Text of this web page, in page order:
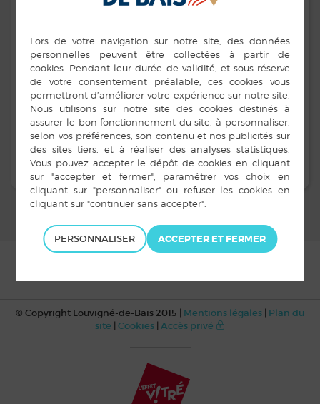
Vendredi 16 décembre à Louvigné-de-Bais, 1ertournoi
de Noël de Volley Ball.
Télécharger l’affiche de l’évènement
© Copyright Louvigné-de-Bais 2015 | Mentions légales | Plan du
site | Cookies | Accès privé
PERSONNALISER